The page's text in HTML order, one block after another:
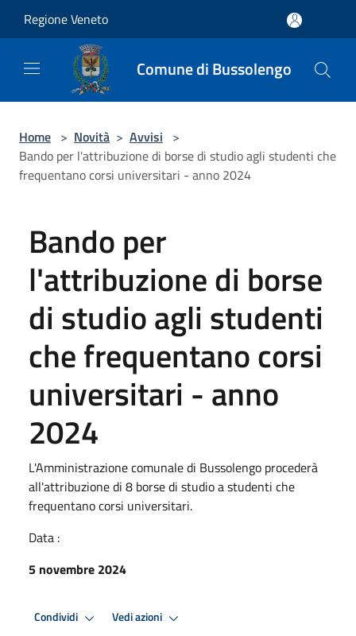
Regione Veneto
Comune di Bussolengo
Home > Novità > Avvisi >
Bando per l'attribuzione di borse di studio agli studenti che
frequentano corsi universitari - anno 2024
Bando per
l'attribuzione di borse
di studio agli studenti
che frequentano corsi
universitari - anno
2024
L'Amministrazione comunale di Bussolengo procederà
all'attribuzione di 8 borse di studio a studenti che
frequentano corsi universitari.
Data :
5 novembre 2024
Condividi Vedi azioni